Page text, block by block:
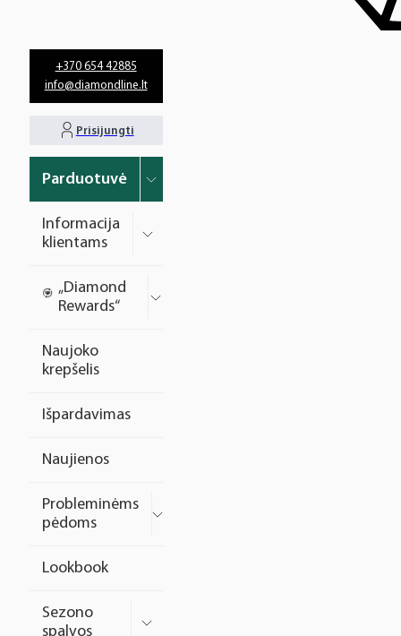
+370 654 42885
info@diamondline.lt
Prisijungti
Parduotuvė
Informacija
klientams
„Diamond
Rewards“
Naujoko
krepšelis
Išpardavimas
Naujienos
Probleminėms
pėdoms
Lookbook
Sezono
spalvos